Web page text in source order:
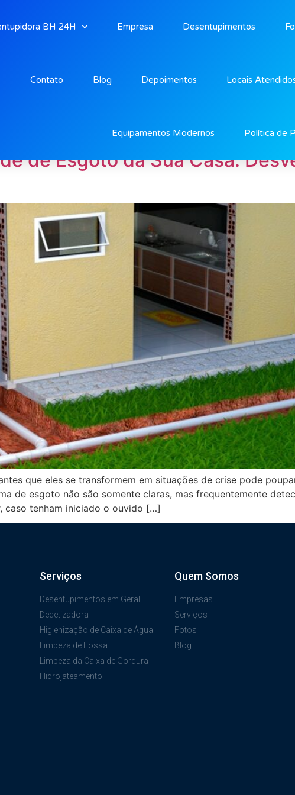
BH 24H Empresa Desentupimentos
Contato Blog Depoimentos Locais
Equipamentos Modernos Política de
de Esgoto da Sua Casa:
que eles se transformem em situações de crise pode
de esgoto não são somente claras, mas frequentemente
caso tenham iniciado o ouvido […]
Serviços
Desentupimentos em Geral
Dedetizadora
Higienização de Caixa de Água
Limpeza de Fossa
Limpeza da Caixa de Gordura
Hidrojateamento
Quem Somos
Empresas
Serviços
Fotos
Blog